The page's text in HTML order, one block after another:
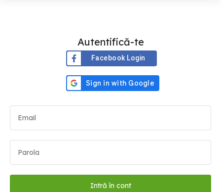
Autentifică-te
Facebook Login